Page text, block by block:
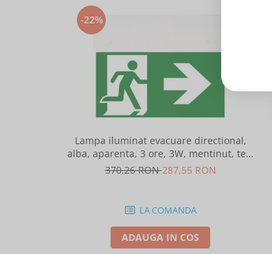
-22%
Lampa iluminat evacuare directional,
alba, aparenta, 3 ore, 3W, mentinut, test
automat, IP20, Intelight 90385
370,26 RON287,55 RON
LA COMANDA
ADAUGA IN COS